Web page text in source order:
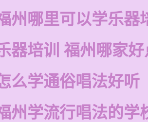
州哪里可以学乐器
器培训 福州哪家
么学通俗唱法好听
州学流行唱法的学